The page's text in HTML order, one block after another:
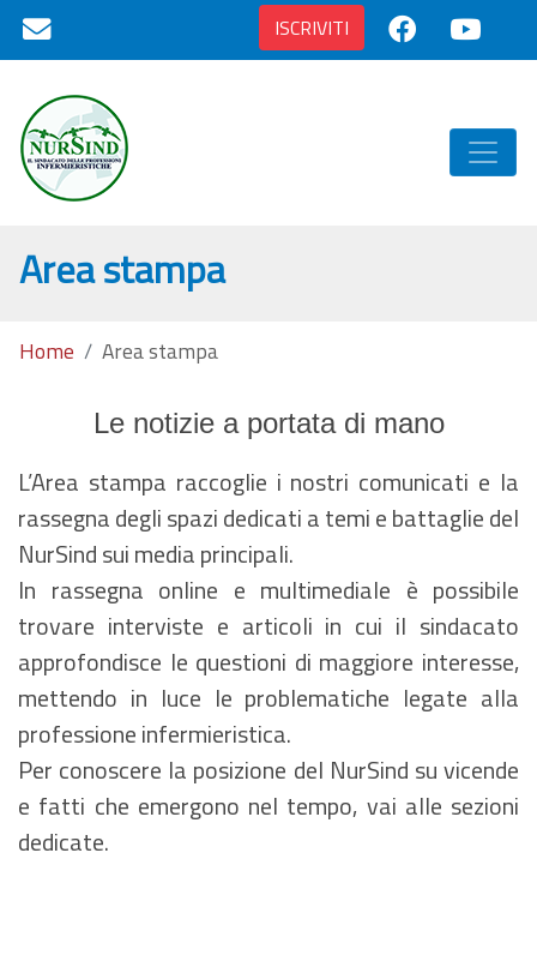
ISCRIVITI
Area stampa
Home Area stampa
Le notizie a portata di mano
L’Area stampa raccoglie i nostri comunicati e la
rassegna degli spazi dedicati a temi e battaglie del
NurSind sui media principali.
In rassegna online e multimediale è possibile
trovare interviste e articoli in cui il sindacato
approfondisce le questioni di maggiore interesse,
mettendo in luce le problematiche legate alla
professione infermieristica.
Per conoscere la posizione del NurSind su vicende
e fatti che emergono nel tempo, vai alle sezioni
dedicate.